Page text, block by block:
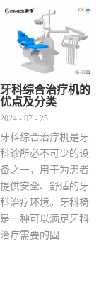
牙科综合治疗机的
优点及分类
2024 - 07 - 25
牙科综合治疗机是牙
科诊所必不可少的设
备之一，用于为患者
提供安全、舒适的牙
科治疗环境。牙科椅
是一种可以满足牙科
治疗需要的固...